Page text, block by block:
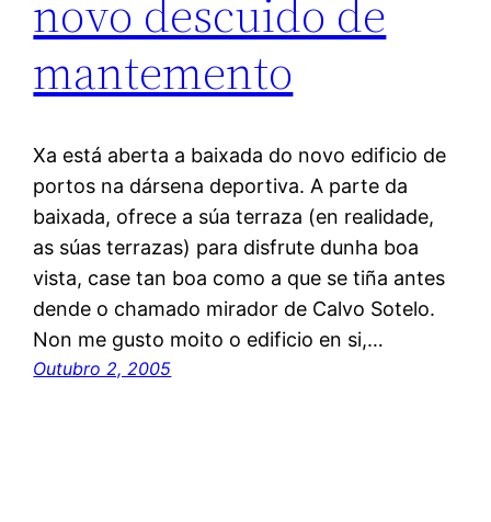
novo descuido de
mantemento
Xa está aberta a baixada do novo edificio de
portos na dársena deportiva. A parte da
baixada, ofrece a súa terraza (en realidade,
as súas terrazas) para disfrute dunha boa
vista, case tan boa como a que se tiña antes
dende o chamado mirador de Calvo Sotelo.
Non me gusto moito o edificio en si,…
Outubro 2, 2005